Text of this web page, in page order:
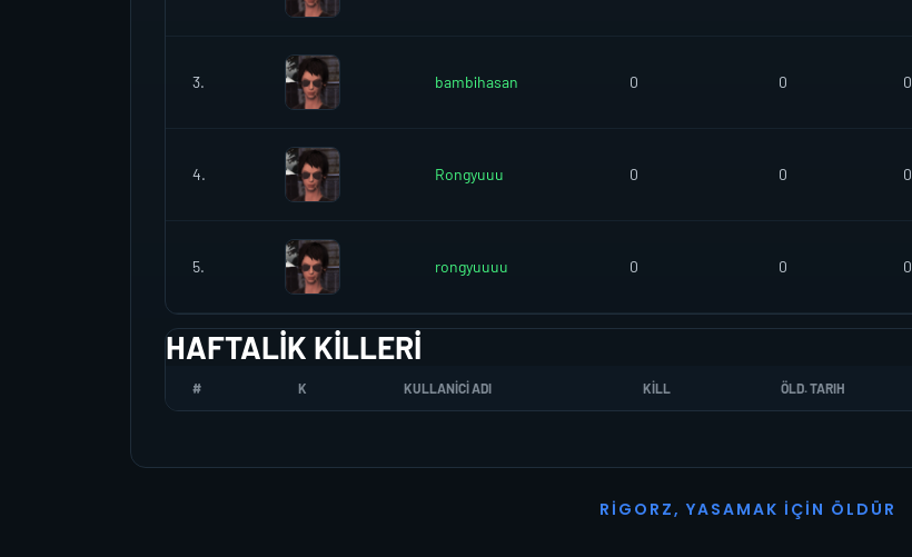
3. bambihasan 0 0 0
4. Rongyuuu 0 0 0
5. rongyuuuu 0 0 0
HAFTALIK KILLERI
# K KULLANICI ADI KILL ÖLD. TARIH
R I G O R Z, YASAMAK İ ÇI N Ö L D Ü R